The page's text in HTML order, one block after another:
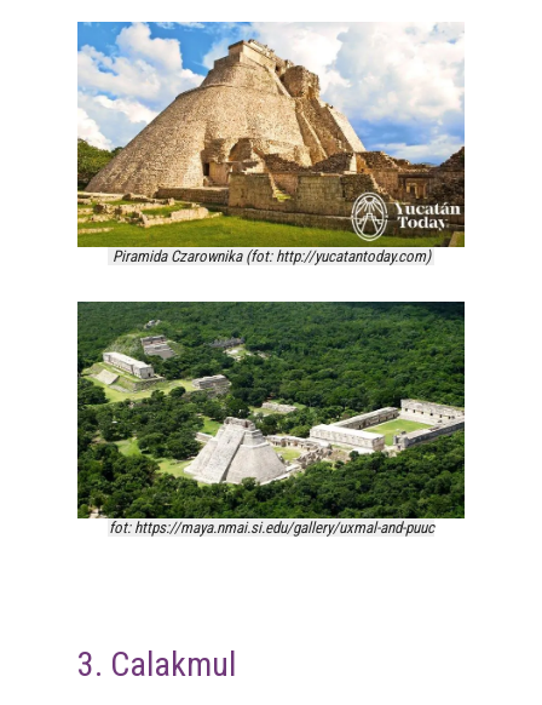
Piramida Czarownika (fot: http://yucatantoday.com)
fot: https://maya.nmai.si.edu/gallery/uxmal-and-puuc
3. Calakmul